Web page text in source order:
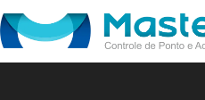
to
content